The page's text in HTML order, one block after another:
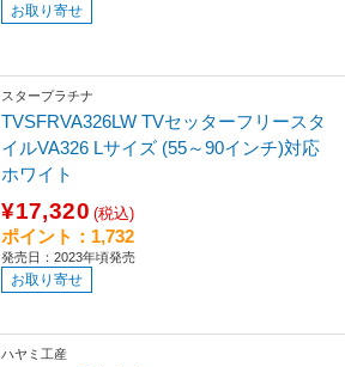
お取り寄せ
スタープラチナ
TVSFRVA326LW TVセッターフリースタ
イルVA326 Lサイズ (55～90インチ)対応
ホワイト
¥17,320 (税込)
ポイント：1,732
発売日：2023年頃発売
お取り寄せ
ハヤミ工産